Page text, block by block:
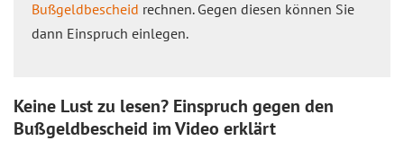
Bußgeldbescheid rechnen. Gegen diesen können Sie
dann Einspruch einlegen.
Keine Lust zu lesen? Einspruch gegen den
Bußgeldbescheid im Video erklärt